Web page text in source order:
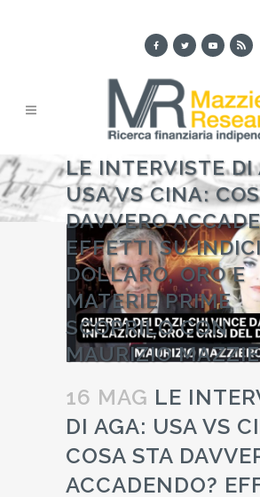
LE INTERVISTE DI
USA VS CINA:
DAVVERO
EFFETTI SU
DOLLARO, ORO E
MATERIE PRIME
SCOPRILO CON
MAURIZIO
16 MAG LE
DI AGA: USA VS
COSA STA
ACCADENDO?